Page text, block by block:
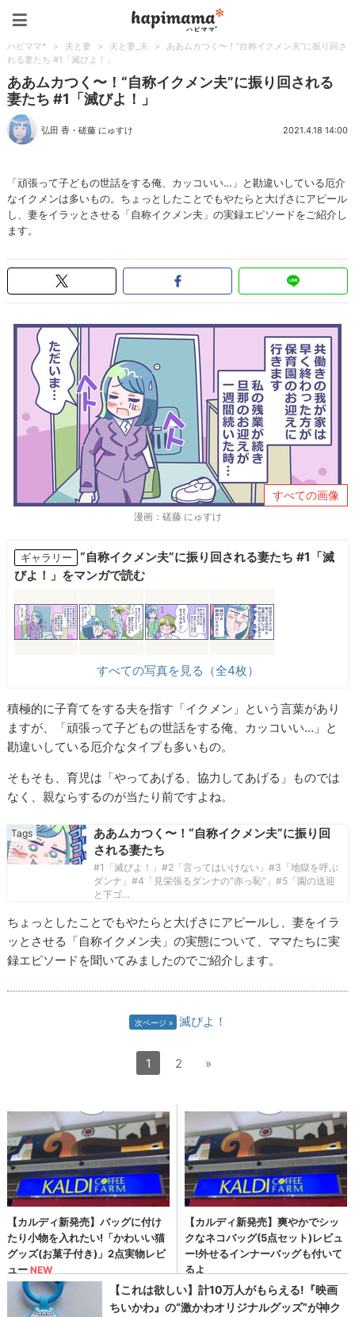
ハピママ* > 夫と妻 > 夫と妻_夫 >
ああムカつく〜！“自称イクメン夫”に振り回さ
れる妻たち #1「滅びよ！」
ああムカつく〜！“自称イクメン夫”に振り回される
妻たち #1「滅びよ！」
弘田 香 ・磋藤 にゅすけ 2021.4.18 14:00
「頑張って子どもの世話をする俺、カッコいい…」と勘違いしている厄介
なイクメンは多いもの。ちょっとしたことでもやたらと大げさにアピール
し、妻をイラッとさせる「自称イクメン夫」の実録エピソードをご紹介し
ます。
すべての画像
漫画：磋藤 にゅすけ
ギャラリー
“自称イクメン夫”に振り回される妻たち #1「滅
びよ！」をマンガで読む
すべての写真を見る（全4枚）
積極的に子育てをする夫を指す「イクメン」という言葉があり
ますが、「頑張って子どもの世話をする俺、カッコいい…」と
勘違いしている厄介なタイプも多いもの。
そもそも、育児は「やってあげる、協力してあげる」ものでは
なく、親ならするのが当たり前ですよね。
ああムカつく〜！“自称イクメン夫”に振り回
される妻たち
#1「滅びよ！」#2「言ってはいけない」#3「地獄を呼ぶ
ダンナ」#4「見栄張るダンナの“赤っ恥”」#5「園の送迎
と下ゴ…
ちょっとしたことでもやたらと大げさにアピールし、妻をイラ
ッとさせる「自称イクメン夫」の実態について、ママたちに実
録エピソードを聞いてみましたのでご紹介します。
次ページ 滅びよ！
1 2 »